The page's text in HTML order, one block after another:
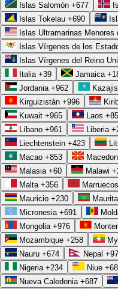
usa de verdad, y una
termina pagando su costo.
El dato respalda la intuición.
invierten en mejoras de
su productividad de forma
justo en los equipos que antes
casualidad: cuando la
estorbar y empieza a
“La innovación es lo
seguidor.” Lo dijo Steve
herramienta diseñada
genérico no alcanza.
La eficiencia, en otras
día que el equipo trabaja con
el trabajo.
Islas Salomón +677
Islas Tokelau +690
Islas Ultramarinas
Islas Vírgenes de los
Islas Vírgenes del Reino
Italia +39 Jamaica
Jordania +962
Kirguizistán +996
Kuwait +965 Laos
Líbano +961 Liberia
Liechtenstein +423
Macao +853
Malasia +60 Malawi
Malta +356 Marruecos
Mauricio +230
Micronesia +691
Mongolia +976
Mozambique +258
Nauru +674 Nepal
Nigeria +234 Niue
Nueva Caledonia +687